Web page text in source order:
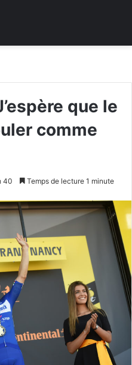
que le
comme
40 Temps de lecture 1 minute